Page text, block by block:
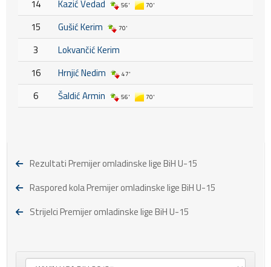
14 Kazić Vedad 56' 70'
15 Gušić Kerim 70'
3
Lokvančić Kerim
16
Hrnjić Nedim 47'
6 Šaldić Armin 56' 70'
Rezultati Premijer omladinske lige BiH U-15
Raspored kola Premijer omladinske lige BiH U-15
Strijelci Premijer omladinske lige BiH U-15